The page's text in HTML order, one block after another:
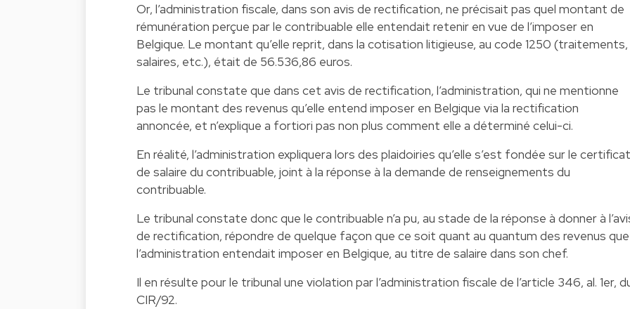
Or, l’administration fiscale, dans son avis de rectification, ne précisait pas quel montant de
rémunération perçue par le contribuable elle entendait retenir en vue de l’imposer en
Belgique. Le montant qu’elle reprit, dans la cotisation litigieuse, au code 1250 (traitements,
salaires, etc.), était de 56.536,86 euros.
Le tribunal constate que dans cet avis de rectification, l’administration, qui ne mentionne
pas le montant des revenus qu’elle entend imposer en Belgique via la rectification
annoncée, et n’explique a fortiori pas non plus comment elle a déterminé celui-ci.
En réalité, l’administration expliquera lors des plaidoiries qu’elle s’est fondée sur le certificat
de salaire du contribuable, joint à la réponse à la demande de renseignements du
contribuable.
Le tribunal constate donc que le contribuable n’a pu, au stade de la réponse à donner à
de rectification, répondre de quelque façon que ce soit quant au quantum des revenus que
l’administration entendait imposer en Belgique, au titre de salaire dans son chef.
Il en résulte pour le tribunal une violation par l’administration fiscale de l’article 346, al. 1er,
CIR/92.